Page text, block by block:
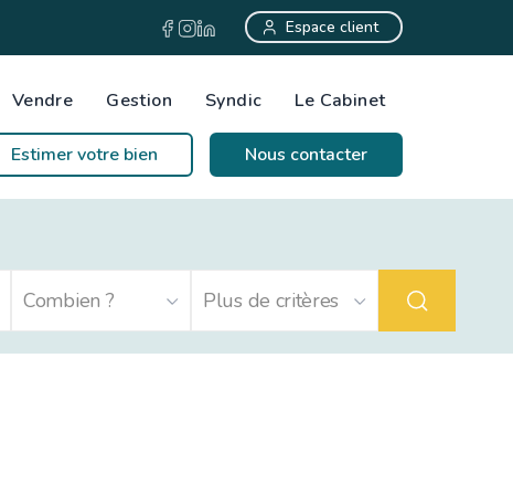
Estimer votre bien Nous contacter
Espace client
Vendre Gestion Syndic Le Cabinet